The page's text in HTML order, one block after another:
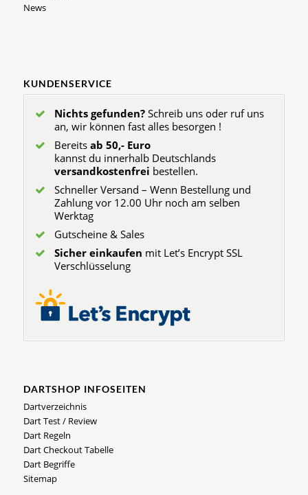
News
KUNDENSERVICE
Nichts gefunden?Schreib uns oder ruf uns
an, wir können fast alles besorgen !
Bereits ab 50,- Euro
kannst du innerhalb Deutschlands
versandkostenfrei bestellen.
Schneller Versand – Wenn Bestellung und
Zahlung vor 12.00 Uhr noch am selben
Werktag
Gutscheine & Sales
Sicher einkaufen mit Let’s Encrypt SSL
Verschlüsselung
DARTSHOP INFOSEITEN
Dartverzeichnis
Dart Test / Review
Dart Regeln
Dart Checkout Tabelle
Dart Begriffe
Sitemap